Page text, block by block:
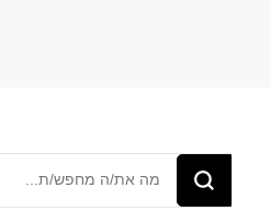
מחפש/ת
משהו?